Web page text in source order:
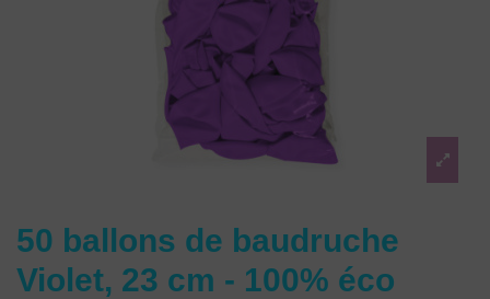
50 ballons de baudruche
Violet, 23 cm - 100% éco